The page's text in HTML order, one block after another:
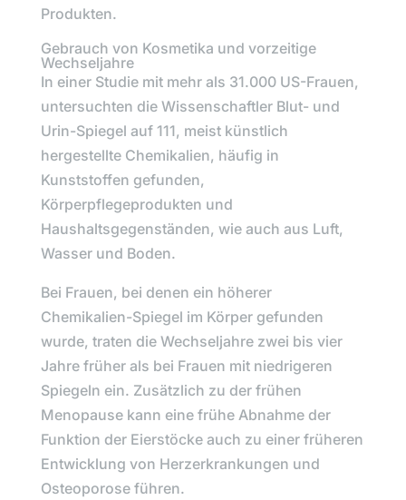
Produkten.
Gebrauch von Kosmetika und vorzeitige
Wechseljahre
In einer Studie mit mehr als 31.000 US-Frauen,
untersuchten die Wissenschaftler Blut- und
Urin-Spiegel auf 111, meist künstlich
hergestellte Chemikalien, häufig in
Kunststoffen gefunden,
Körperpflegeprodukten und
Haushaltsgegenständen, wie auch aus Luft,
Wasser und Boden.
Bei Frauen, bei denen ein höherer
Chemikalien-Spiegel im Körper gefunden
wurde, traten die Wechseljahre zwei bis vier
Jahre früher als bei Frauen mit niedrigeren
Spiegeln ein. Zusätzlich zu der frühen
Menopause kann eine frühe Abnahme der
Funktion der Eierstöcke auch zu einer früheren
Entwicklung von Herzerkrankungen und
Osteoporose führen.